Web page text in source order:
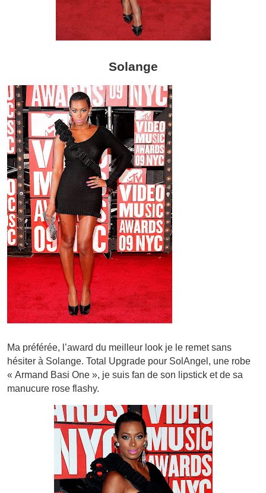
Solange
Ma préférée, l’award du meilleur look je le remet sans
hésiter à Solange. Total Upgrade pour SolAngel, une robe
« Armand Basi One », je suis fan de son lipstick et de sa
manucure rose flashy.